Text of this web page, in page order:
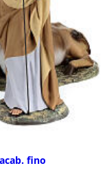
fino